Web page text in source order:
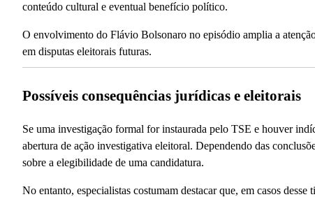
conteúdo cultural e eventual benefício político.
O envolvimento do Flávio Bolsonaro no episódio amplia a
em disputas eleitorais futuras.
Possíveis consequências jurídicas e eleitorais
Se uma investigação formal for instaurada pelo TSE e houver
abertura de ação investigativa eleitoral. Dependendo das
sobre a elegibilidade de uma candidatura.
No entanto, especialistas costumam destacar que, em casos